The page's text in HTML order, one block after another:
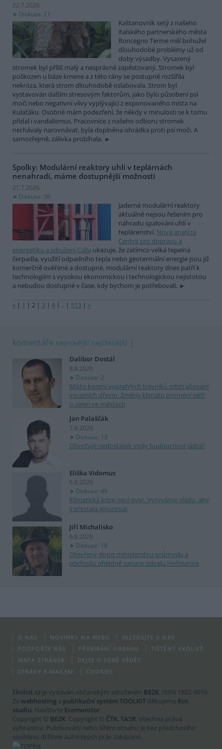
22.7.2026
Diskuse: 21
Kaštanovník setý z našeho
italského partnerského města
Roncegno Terme měl bohužel
dlouhodobé problémy už od
doby výsadby. Vysazený
stromek byl příliš malý a nesprávně zapěstovaný. Stromek byl
poškozen u báze kmene a z této rány se postupně rozšířila
nekróza, která strom dlouhodobě oslabovala. Strom byl
vystavován dalším stresovým faktorům, jako bylo působení psí
moči nebo negativní vlivy vyplývající z exponovaného místa na
Kulaťáku. Osobně mám podezření, že někdy v minulosti se k tomu
přidal i vandalismus. Pracovnice z našeho odboru stromek
nechávaly narovnávat, byla doplněna ohrádka proti psí moči. A
samozřejmě, zálivka probíhala.
Spolky: Modulární reaktory uhlí v teplárnách
nenahradí, máme dostupnější možnosti
21.7.2026
Diskuse: 36
Jaderné modulární reaktory
aktuálně nejsou řešením pro
náhradu spalování uhlí v
teplárenství. Nová analýza
Centra pro dopravu a
energetiku a sdružení Calla ukazuje, že zatímco velká tepelná
čerpadla, využití odpadního tepla nebo geotermální energie jsou již
komerčně ověřené a dostupné, modulární reaktory dnes patří k
technologiím s vysokou ekonomickou i technologickou nejistotou
a nebudou dostupné v čase, kdy bychom je potřebovali.
« | 1 | 2 | 3 | 4 | .. | 513 | »
komentáře nejnovější nejčtenější
Dalibor Dostál
8.8.2026
Diskuse: 2
Místo kosení vyprahlých trávníků odstraňování
invazních dřevin. Změny klimatu promění péči
o zeleň ve městech
Jan Palaščák
7.8.2026
Diskuse: 13
Ohrožuje nedostatek vody budoucnost jádra?
Eliška Vidomus
6.8.2026
Diskuse: 49
Klimatická krize není over. Vyzýváme vládu, aby
ji přestala ignorovat
Jiří Michalisko
6.8.2026
Diskuse: 18
Otevřený dopis ministerstvu průmyslu a
obchodu ohledně sanace odvalu Heřmanice
O NÁS NOVINKY NA WEBU
INZERUJTE U NÁS
PODPOŘTE NÁS
PŘEBÍRÁNÍ OBSAHU
TIŠTĚNÝ EKOLIST
MAPA STRÁNEK
DEJTE O SOBĚ VĚDĚT
ZPRÁVY E-MAILEM
COOKIES
Ekolist.cz je vydáván občanským sdružením BEZK . ISSN 1802-9019.
Za webhosting a publikační systém TOOLKIT děkujeme Ecn
studiu . Navštivte Ecomonitor
Copyright © BEZK . Copyright © ČTK, TASR . Všechna práva
vyhrazena. Publikování nebo šíření obsahu je bez předchozího
souhlasu držitele autorských práv zakázáno.